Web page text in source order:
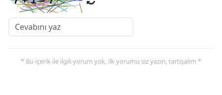
* Bu içerik ile ilgili yorum yok, ilk yorumu siz yazın, tartışalım *